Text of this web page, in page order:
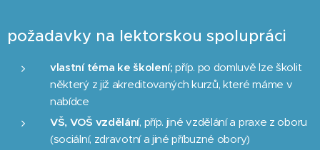
požadavky na lektorskou spolupráci
vlastní téma ke školení; příp. po domluvě lze školit
některý z již akreditovaných kurzů, které máme v
nabídce
VŠ, VOŠ vzdělání, příp. jiné vzdělání a praxe z oboru
(sociální, zdravotní a jiné příbuzné obory)